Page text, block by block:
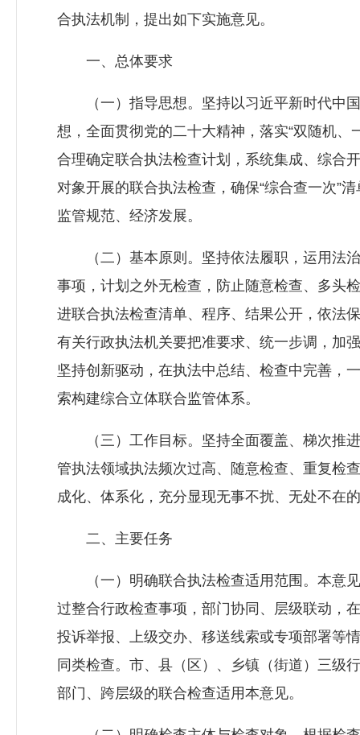
合执法机制，提出如下实施意见。
一、总体要求
（一）指导思想。坚持以习近平新时代中国
想，全面贯彻党的二十大精神，落实“双随机
合理确定联合执法检查计划，系统集成、综合
对象开展的联合执法检查，确保“综合查一次”
监管规范、经济发展。
（二）基本原则。坚持依法履职，运用法治
事项，计划之外无检查，防止随意检查、多头
进联合执法检查清单、程序、结果公开，依法
有关行政执法机关要把准要求、统一步调，加
坚持创新驱动，在执法中总结、检查中完善，
索构建综合立体联合监管体系。
（三）工作目标。坚持全面覆盖、梯次推进
管执法领域执法频次过高、随意检查、重复检
成化、体系化，充分显现无事不扰、无处不在
二、主要任务
（一）明确联合执法检查适用范围。本意见
过整合行政检查事项，部门协同、层级联动，
投诉举报、上级交办、移送线索或专项部署等
同类检查。市、县（区）、乡镇（街道）三级
部门、跨层级的联合检查适用本意见。